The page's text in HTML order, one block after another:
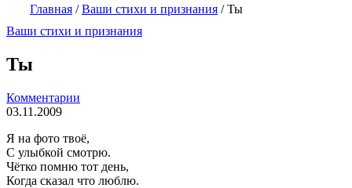
Главная /Ваши стихи и признания /Ты
Ваши стихи и признания
Ты
Комментарии
03.11.2009
Я на фото твоё,
С улыбкой смотрю.
Чётко помню тот день,
Когда сказал что люблю.